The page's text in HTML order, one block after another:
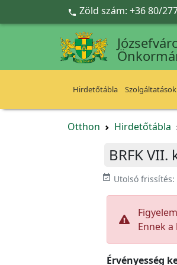
Ugrás a fő tartalomra
 Zöld szám: +36 80/
Hirdetőtábla
Otthon Hirdetőtábla
BRFK VII.
event_available Utolsó frissítés:
Ennek
Érvényesség